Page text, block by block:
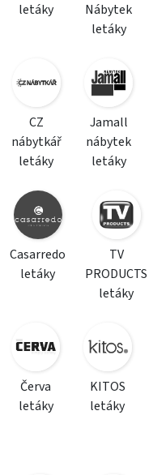
letáky
Nábytek
letáky
CZ
nábytkář
letáky
Jamall
nábytek
letáky
Casarredo
letáky
TV
PRODUCTS
letáky
Červa
letáky
KITOS
letáky